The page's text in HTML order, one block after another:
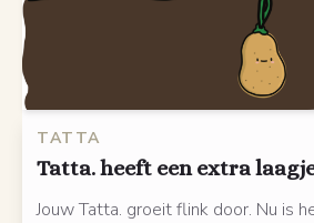
TATTA
Tatta. heeft een extra
Jouw Tatta. groeit flink door. Nu is